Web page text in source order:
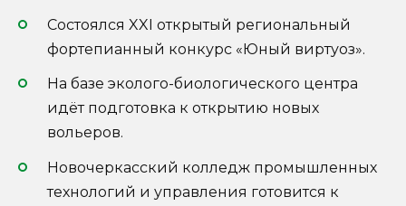
Состоялся XXI открытый региональный
фортепианный конкурс «Юный виртуоз».
На базе эколого-биологического центра
идёт подготовка к открытию новых
вольеров.
Новочеркасский колледж промышленных
технологий и управления готовится к